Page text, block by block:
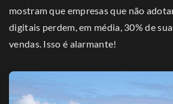
mostram que empresas que não
digitais perdem, em média, 30% de
vendas. Isso é alarmante!